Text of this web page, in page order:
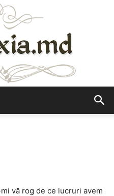
vă rog de ce lucruri avem